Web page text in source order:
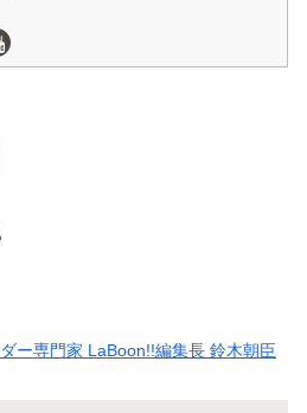
ー専門家 LaBoon!!編集長 鈴木朝臣